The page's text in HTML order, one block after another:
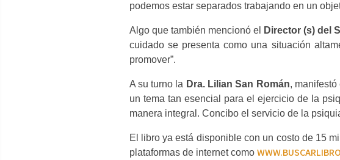
podemos estar separados trabajando en un
Algo que también mencionó el Director (s) del
cuidado se presenta como una situación
promover”.
A su turno la Dra. Lilian San Román,
un tema tan esencial para el ejercicio de la
manera integral. Concibo el servicio de la
El libro ya está disponible con un costo de 15
plataformas de internet como